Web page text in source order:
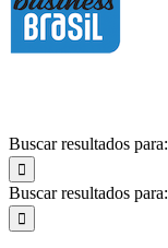
Buscar resultados para:
Buscar resultados para: